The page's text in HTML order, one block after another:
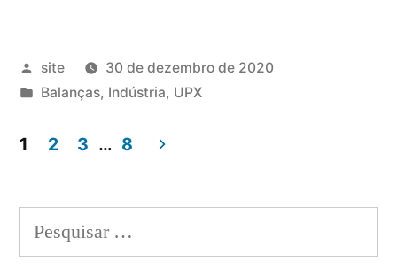
Publicado
por
site
30 de dezembro de 2020
Publicado
Balanças, Indústria, UPX
de
1 2 3 … 8
Pesquisar
por: